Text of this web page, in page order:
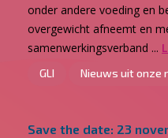
onder andere voeding en
overgewicht afneemt en
samenwerkingsverband ...
GLI Nieuws uit onze
Save the date: 23